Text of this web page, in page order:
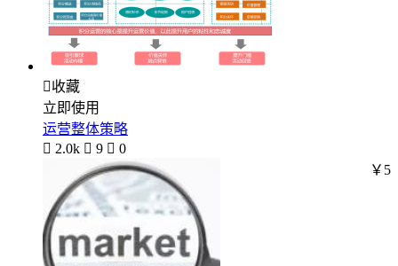
收藏
立即使用
运营整体策略
 2.0k  9  0
￥5